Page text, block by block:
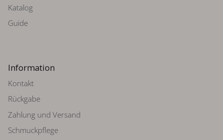
Katalog
Guide
Information
Kontakt
Rückgabe
Zahlung und Versand
Schmuckpflege